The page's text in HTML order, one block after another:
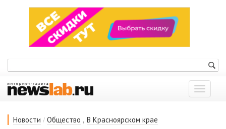
Показать
меню
Новости / Общество , В Красноярском крае